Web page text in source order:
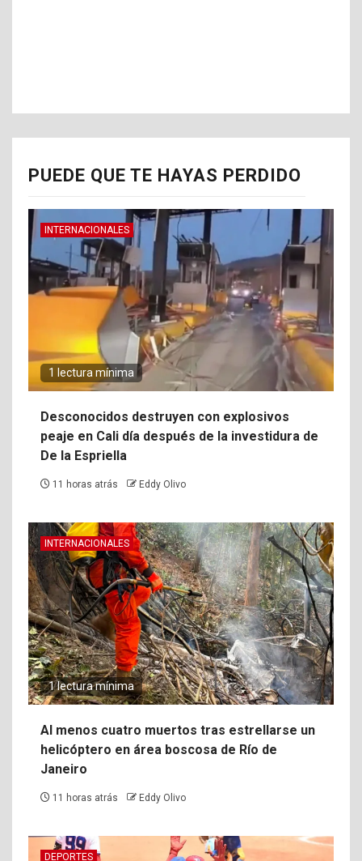
PUEDE QUE TE HAYAS PERDIDO
INTERNACIONALES
1 lectura mínima
Desconocidos destruyen con explosivos
peaje en Cali día después de la investidura de
De la Espriella
11 horas atrás Eddy Olivo
INTERNACIONALES
1 lectura mínima
Al menos cuatro muertos tras estrellarse un
helicóptero en área boscosa de Río de
Janeiro
11 horas atrás Eddy Olivo
DEPORTES